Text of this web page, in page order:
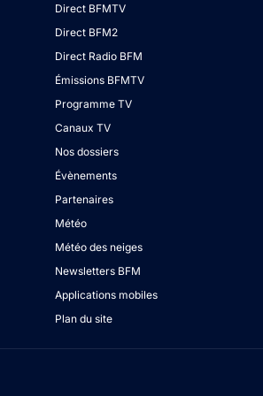
Direct BFMTV
Direct BFM2
Direct Radio BFM
Émissions BFMTV
Programme TV
Canaux TV
Nos dossiers
Évènements
Partenaires
Météo
Météo des neiges
Newsletters BFM
Applications mobiles
Plan du site